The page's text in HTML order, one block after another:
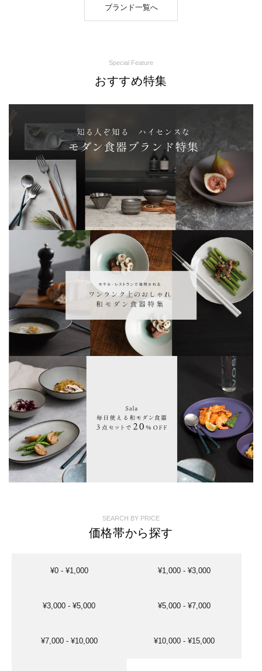
ブランド一覧へ
Special Feature
おすすめ特集
SEARCH BY PRICE
価格帯から探す
¥0 - ¥1,000 ¥1,000 - ¥3,000
¥3,000 - ¥5,000 ¥5,000 - ¥7,000
¥7,000 - ¥10,000 ¥10,000 - ¥15,000